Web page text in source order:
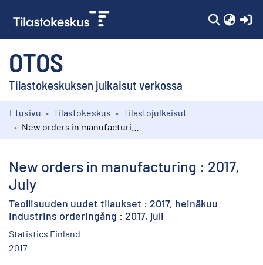
OTOS
Tilastokeskuksen julkaisut verkossa
Kokoelmat
Etusivu Tilastokeskus
Tilastojulkaisut
New orders in manufacturing : 2017,
July
Teollisuuden uudet tilaukset : 2017, heinäkuu
Industrins orderingång : 2017, juli
Statistics Finland
2017